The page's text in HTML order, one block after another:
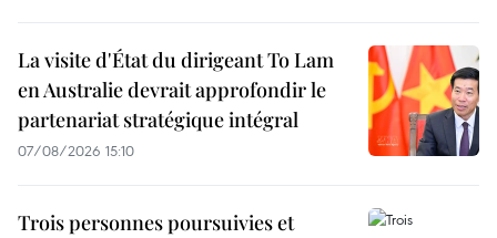
La visite d'État du dirigeant To Lam
en Australie devrait approfondir le
partenariat stratégique intégral
07/08/2026 15:10
Trois personnes poursuivies et